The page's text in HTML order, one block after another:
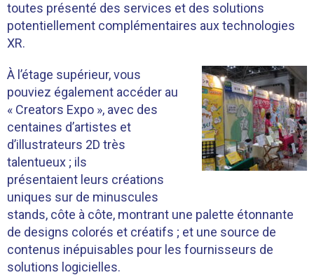
toutes présenté des services et des solutions
potentiellement complémentaires aux technologies
XR.
À l’étage supérieur, vous
pouviez également accéder au
« Creators Expo », avec des
centaines d’artistes et
d’illustrateurs 2D très
talentueux ; ils
présentaient leurs créations
uniques sur de minuscules
stands, côte à côte, montrant une palette étonnante
de designs colorés et créatifs ; et une source de
contenus inépuisables pour les fournisseurs de
solutions logicielles.